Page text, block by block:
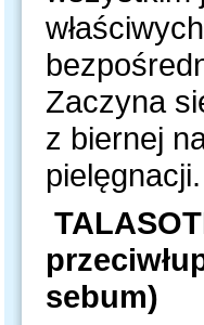
Zaczyna
z biernej
pielęgnacji.
sebum)